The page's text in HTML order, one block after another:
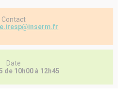
Contact
Date
de 10h00 à 12h45